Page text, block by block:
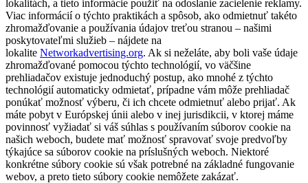
lokalitách, a tieto informácie použiť na odoslanie zacielenie reklamy.
Viac informácií o týchto praktikách a spôsob, ako odmietnuť takéto
zhromažďovanie a používania údajov treťou stranou – našimi
poskytovateľmi služieb – nájdete na
lokalite Networkadvertising.org. Ak si neželáte, aby boli vaše údaje
zhromažďované pomocou týchto technológií, vo väčšine
prehliadačov existuje jednoduchý postup, ako mnohé z týchto
technológií automaticky odmietať, prípadne vám môže prehliadač
ponúkať možnosť výberu, či ich chcete odmietnuť alebo prijať. Ak
máte pobyt v Európskej únii alebo v inej jurisdikcii, v ktorej máme
povinnosť vyžiadať si váš súhlas s používaním súborov cookie na
našich weboch, budete mať možnosť spravovať svoje predvoľby
týkajúce sa súborov cookie na príslušných weboch. Niektoré
konkrétne súbory cookie sú však potrebné na základné fungovanie
webov, a preto tieto súbory cookie nemôžete zakázať.